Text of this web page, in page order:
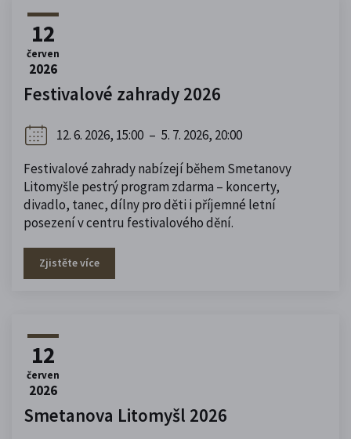
12
červen
2026
Festivalové zahrady 2026
12. 6. 2026, 15:00 – 5. 7. 2026, 20:00
Festivalové zahrady nabízejí během Smetanovy
Litomyšle pestrý program zdarma – koncerty,
divadlo, tanec, dílny pro děti i příjemné letní
posezení v centru festivalového dění.
Zjistěte více
12
červen
2026
Smetanova Litomyšl 2026